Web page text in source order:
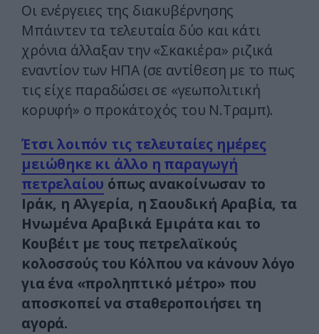
Οι ενέργειες της διακυβέρνησης
Μπάιντεν τα τελευταία δύο και κάτι
χρόνια άλλαξαν την «Σκακιέρα» ριζικά
εναντίον των ΗΠΑ (σε αντίθεση με το πως
τις είχε παραδώσει σε «γεωπολιτική
κορυφή» ο προκάτοχός του Ν.Τραμπ).
Έτσι λοιπόν τις τελευταίες ημέρες
μειώθηκε κι άλλο η παραγωγή
πετρελαίου όπως ανακοίνωσαν το
Ιράκ, η Αλγερία, η Σαουδική Αραβία, τα
Ηνωμένα Αραβικά Εμιράτα και το
Κουβέιτ με τους πετρελαϊκούς
κολοσσούς του Κόλπου να κάνουν λόγο
για ένα «προληπτικό μέτρο» που
αποσκοπεί να σταθεροποιήσει τη
αγορά.